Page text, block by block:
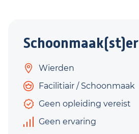
Wierden
Facilitiair / Schoonmaak
Geen opleiding vereist
Geen ervaring